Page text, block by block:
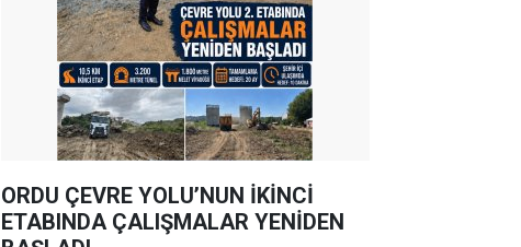
ORDU ÇEVRE YOLU’NUN İKİNCİ
ETABINDA ÇALIŞMALAR YENİDEN